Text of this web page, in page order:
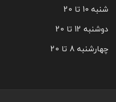
شنبه 10 تا 20
دوشنبه 12 تا 20
چهارشنبه 8 تا 20